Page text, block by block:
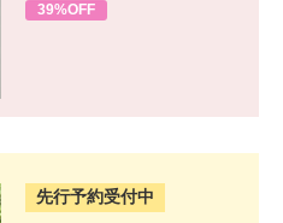
39%OFF
先行予約受付中